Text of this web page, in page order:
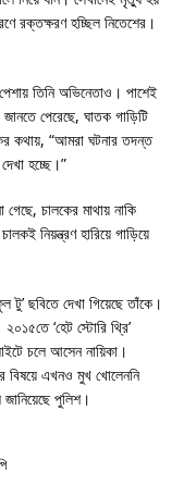
রক্তক্ষরণ হচ্ছিল নিতেশের।
তিনি অভিনেতাও। পাশেই
পেরেছে, ঘাতক গাড়িটি
কথায়, “আমরা ঘটনার তদন্ত
হচ্ছে।”
চালকের মাথায় নাকি
নিয়ন্ত্রণ হারিয়ে গাড়িয়ে
টু’ ছবিতে দেখা গিয়েছে তাঁকে।
‘হেট স্টোরি থ্রি’
চলে আসেন নায়িকা।
বিষয়ে এখনও মুখ খোলেননি
পুলিশ।